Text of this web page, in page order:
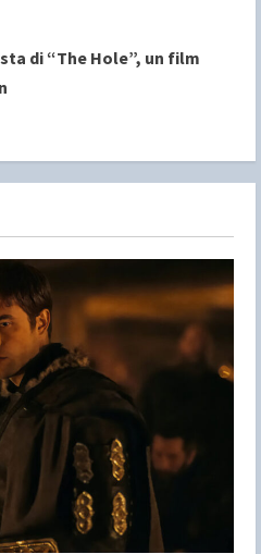
di “The Hole”, un film